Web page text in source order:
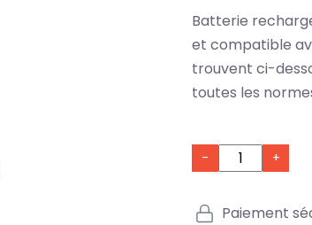
Batterie
et compatible
trouvent ci-
toutes les
- +
Paiement